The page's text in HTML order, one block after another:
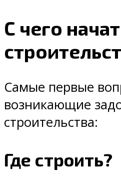
С чего
Самые первые
возникающие
строительства:
Где строить?